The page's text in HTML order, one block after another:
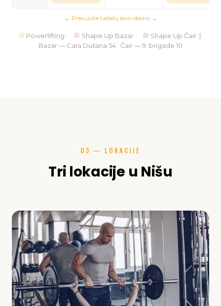
← Prevucite tabelu levo-desno →
Powerlifting · Shape Up Bazar ·
Shape Up Čair |
Bazar — Cara Dušana 54 · Čair — 9. brigade 10
03 — LOKACIJE
Tri lokacije u Nišu